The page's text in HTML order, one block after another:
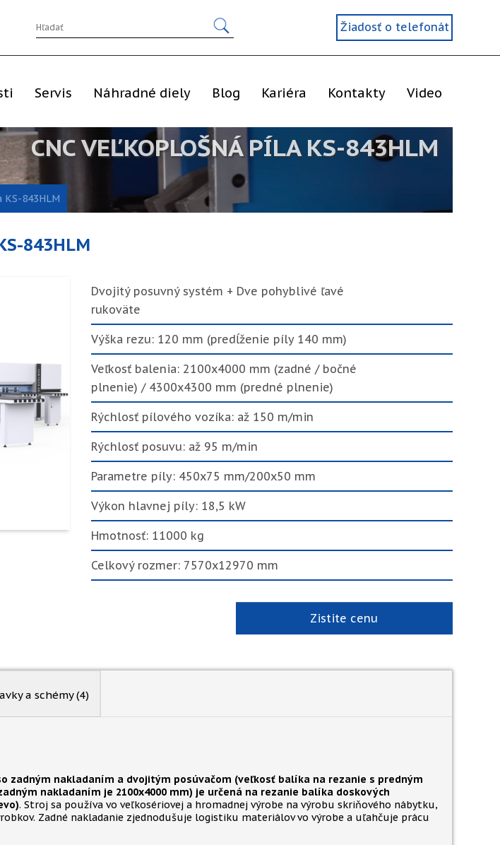
Žiadosť o telefonát
Servis Náhradné diely Blog Kariéra Kontakty Video
CNC VEĽKOPLOŠNÁ PÍLA KS-843HLM
843HLM
843HLM
Dvojitý posuvný systém + Dve pohyblivé ľavé
rukoväte
Výška rezu: 120 mm (predĺženie píly 140 mm)
Veľkosť balenia: 2100x4000 mm (zadné / bočné
plnenie) / 4300x4300 mm (predné plnenie)
Rýchlosť pílového vozíka: až 150 m/min
Rýchlosť posuvu: až 95 m/min
Parametre píly: 450x75 mm/200x50 mm
Výkon hlavnej píly: 18,5 kW
Hmotnosť: 11000 kg
Celkový rozmer: 7570x12970 mm
Zistite cenu
a schémy (4)
zadným nakladaním a dvojitým posúvačom (veľkosť balíka na rezanie s predným
nakladaním je 2100x4000 mm) je určená na rezanie balíka doskových
. Stroj sa používa vo veľkosériovej a hromadnej výrobe na výrobu skriňového nábytku,
Zadné nakladanie zjednodušuje logistiku materiálov vo výrobe a uľahčuje prácu